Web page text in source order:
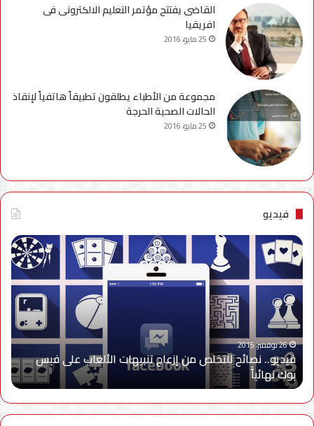
القاضى يفتتح مؤتمر التعليم الالكترونى فى
افريقيا
25 مايو، 2016
مجموعة من الأطباء يطلقون تطبيقاً هاتفياً لإنقاذ
الحالات الصحية الحرجة
25 مايو، 2016
فيديو
فيديو..
نصائح
للتخلص
من
إزعاج
تنبيهات
الألعاب
على
فيس
بوك
نهائياًَ
26 نوفمبر، 2015
فيديو.. نصائح للتخلص من إزعاج تنبيهات الألعاب على فيس
بوك نهائياًَ